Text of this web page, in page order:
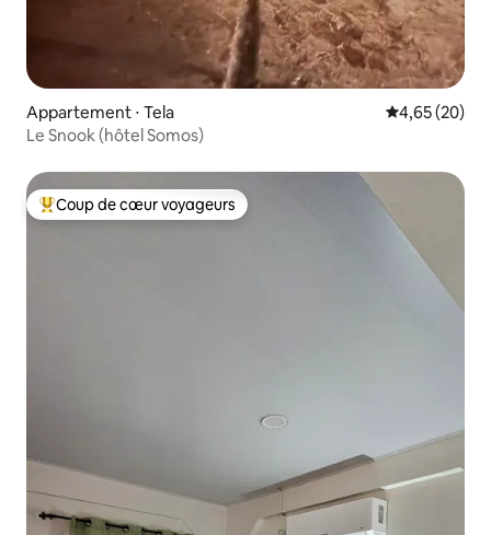
Appartement ⋅ Tela Évaluation
4,65 (20)
Le Snook (hôtel Somos)
Coups de cœur voyageurs les plus appréciés
Coup de cœur voyageurs